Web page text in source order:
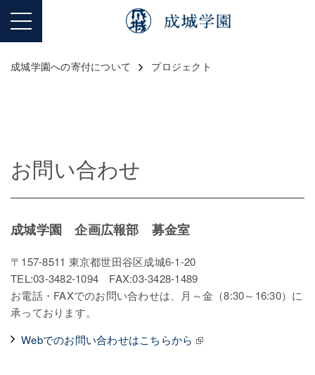
成城学園への寄付について プロジェクト
お問い合わせ
成城学園 企画広報部 募金室
〒157-8511 東京都世田谷区成城6-1-20
TEL:03-3482-1094 FAX:03-3428-1489
お電話・FAXでのお問い合わせは、月～金（8:30～16:30）に
承っております。
Webでのお問い合わせはこちらから